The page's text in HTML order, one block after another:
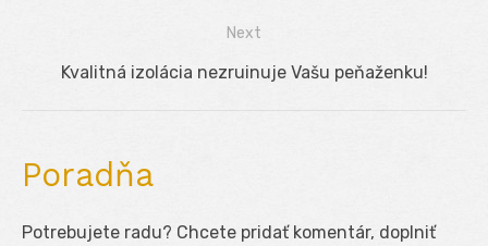
Next
Next
Kvalitná izolácia nezruinuje Vašu peňaženku!
Poradňa
Potrebujete radu? Chcete pridať komentár, doplniť